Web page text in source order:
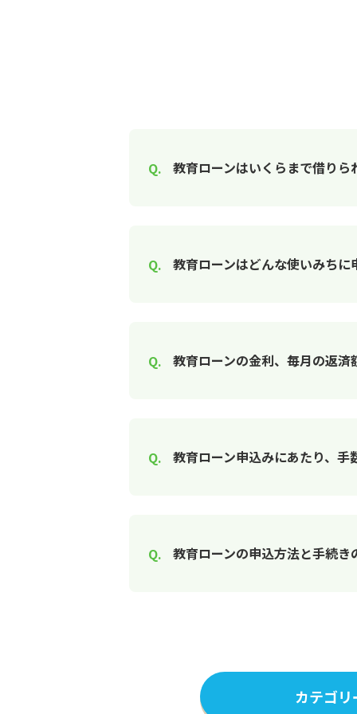
教育ローンはいくらまで借りら
教育ローンはどんな使いみちに
教育ローンの金利、毎月の返済
教育ローン申込みにあたり、手
教育ローンの申込方法と手続
カテゴ